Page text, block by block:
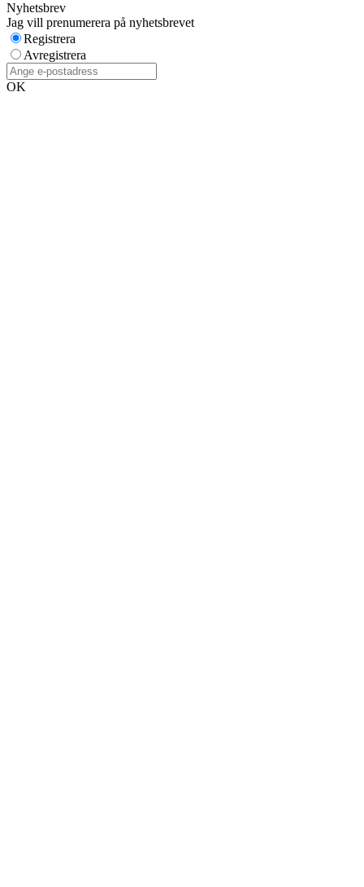
Nyhetsbrev
Jag vill prenumerera på nyhetsbrevet
Registrera
Avregistrera
OK